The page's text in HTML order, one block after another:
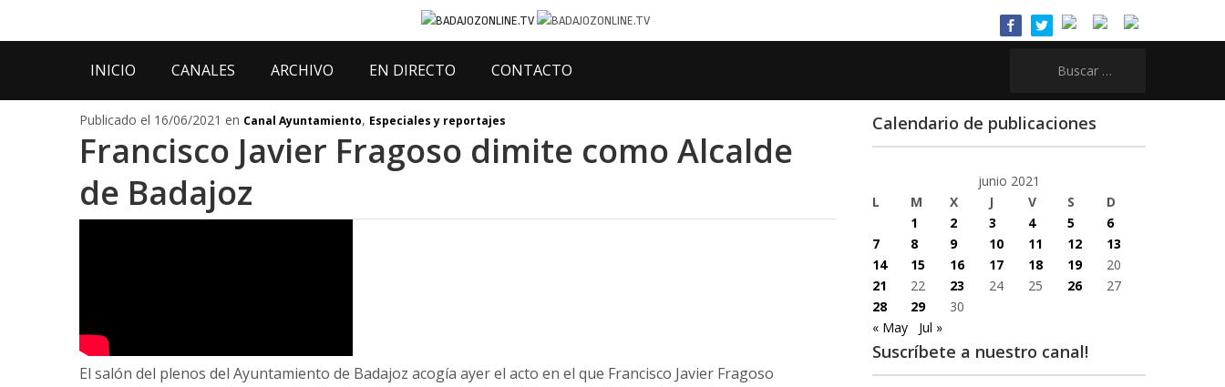
INICIO CANALES ARCHIVO EN DIRECTO CONTACTO
Publicado el 16/06/2021 en Canal Ayuntamiento, Especiales y reportajes
Francisco Javier Fragoso dimite como Alcalde
de Badajoz
El salón del plenos del Ayuntamiento de Badajoz acogía ayer el acto en el que Francisco Javier Fragoso
Calendario de publicaciones
junio 2021
L
M X J V S
D
1
2 3 4 5
6
7
8 9 10 11 12
13
14
15 16 17 18 19
20
21
22 23 24 25 26
27
28
29
30
« May
Jul »
Suscríbete a nuestro canal!